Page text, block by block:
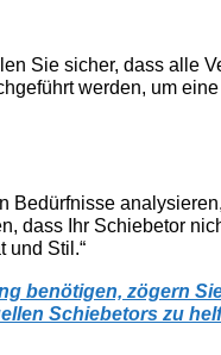
Sie sicher, dass alle
werden, um
Bedürfnisse
dass Ihr Schiebetor
und Stil.“
benötigen, zögern
Schiebetors zu